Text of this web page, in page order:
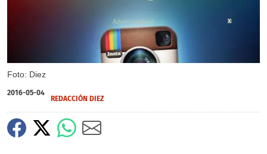
Foto: Diez
X
2016-05-04
REDACCIÓN DIEZ